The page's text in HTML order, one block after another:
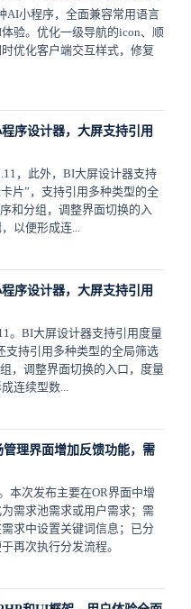
AI小程序，全面兼容常用语言
验。优化一级导航的icon、顺
优化客户端交互样式，修复
序设计器，大屏支持引用
，此外，BI大屏设计器支持
片”，支持引用多种类型的全
和分组，调整界面切换的入
以便形成连...
序设计器，大屏支持引用
。BI大屏设计器支持引用度量
支持引用多种类型的全局筛选
，调整界面切换的入口，度量
连续型数...
理界面增加反馈功能，需
本次发布主要在OR界面中增
需求池需求或用户需求；需
求中设置关键词信息；已分
再次执行分发流程。